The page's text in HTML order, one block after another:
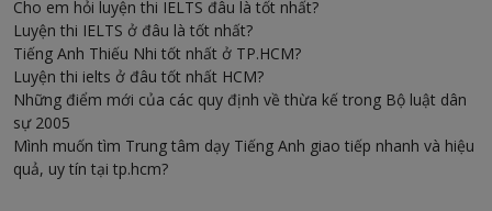
Cho em hỏi luyện thi IELTS đâu là tốt nhất?
Luyện thi IELTS ở đâu là tốt nhất?
Tiếng Anh Thiếu Nhi tốt nhất ở TP.HCM?
Luyện thi ielts ở đâu tốt nhất HCM?
Những điểm mới của các quy định về thừa kế trong Bộ luật dân
sự 2005
Mình muốn tìm Trung tâm dạy Tiếng Anh giao tiếp nhanh và hiệu
quả, uy tín tại tp.hcm?